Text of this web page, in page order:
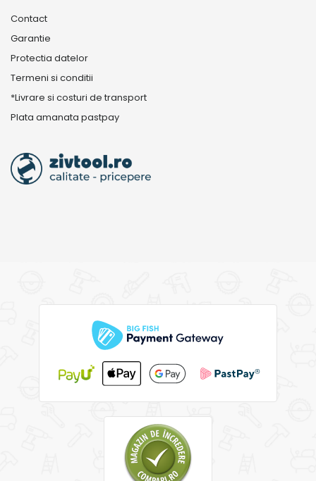
Contact
Garantie
Protectia datelor
Termeni si conditii
*Livrare si costuri de transport
Plata amanata pastpay